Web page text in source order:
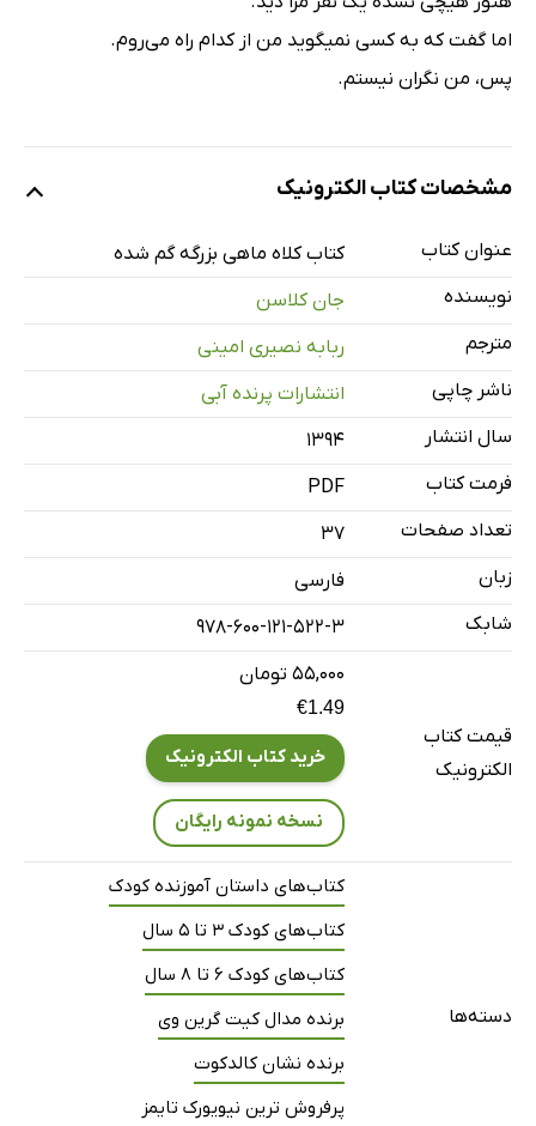
اما گفت که به کسی نمیگوید من از کدام راه می‌روم.
پس، من نگران نیستم.
مشخصات کتاب الکترونیک
عنوان کتاب
کتاب کلاه ماهی بزرگه گم شده
نویسنده
جان کلاسن
مترجم
ربابه نصیری امینی
ناشر چاپی
انتشارات پرنده آبی
سال انتشار
۱۳۹۴
فرمت کتاب
PDF
تعداد صفحات
37
زبان
فارسی
شابک
978-600-121-522-3
قیمت کتاب
الکترونیک
۵۵,۰۰۰ تومان
€1.49
خرید کتاب الکترونیک
نسخه نمونه رایگان
دسته‌ها
کتاب‌های داستان آموزنده کودک
کتاب‌های کودک 3 تا 5 سال
کتاب‌های کودک 6 تا 8 سال
برنده مدال کیت گرین وی
برنده نشان کالدکوت
پرفروش ترین نیویورک تایمز